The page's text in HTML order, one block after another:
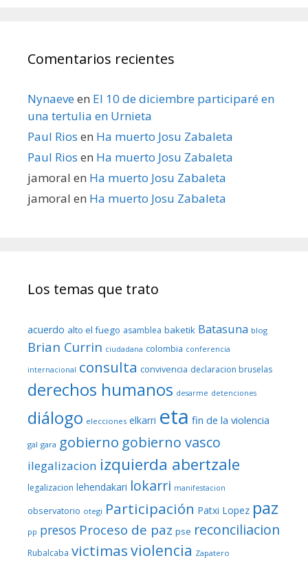
Comentarios recientes
Nynaeveen El 10 de diciembre participaré en
una tertulia en Urnieta
Paul Rios en Ha muerto Josu Zabaleta
Paul Rios en Ha muerto Josu Zabaleta
jamoral en Ha muerto Josu Zabaleta
jamoral en Ha muerto Josu Zabaleta
Los temas que trato
acuerdo alto el fuego asamblea baketik Batasuna blog
Brian Currin ciudadana colombia conferencia
internacional consulta convivencia declaracion bruselas
derechos humanos desarme detenciones
diálogo elecciones elkarri eta fin de la violencia
gal gara gobierno gobierno vasco
ilegalizacion izquierda abertzale
legalizacion lehendakari lokarri manifestacion
observatorio otegi Participación Patxi Lopez paz
pp presos Proceso de paz pse reconciliacion
Rubalcaba victimasviolencia Zapatero